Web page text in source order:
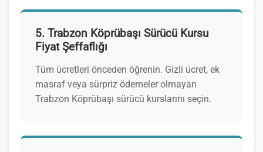
5. Trabzon Köprübaşı Sürücü Kursu
Fiyat Şeffaflığı
Tüm ücretleri önceden öğrenin. Gizli ücret, ek
masraf veya sürpriz ödemeler olmayan
Trabzon Köprübaşı sürücü kurslarını seçin.